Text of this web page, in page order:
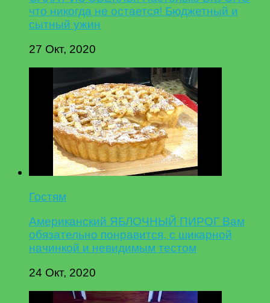
что никогда не остается! Бюджетный и
сытный ужин
27 Окт, 2020
Гостям
Американский ЯБЛОЧНЫЙ ПИРОГ Вам
обязательно понравится, с шикарной
начинкой и невидимым тестом
24 Окт, 2020